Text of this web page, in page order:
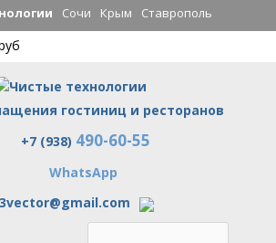
Перейти к
основному
содержанию
Сочи Крым Ставрополь
гостиниц и ресторанов
+7 (938) 490-60-55
WhatsApp